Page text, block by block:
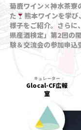
菊鹿ワイン×神水茶寮
た
熊本ワインを学
様子をご紹介。さらに
県産酒検定」第2回の
験＆交流会の参加申込
Glocal-CF広報
室